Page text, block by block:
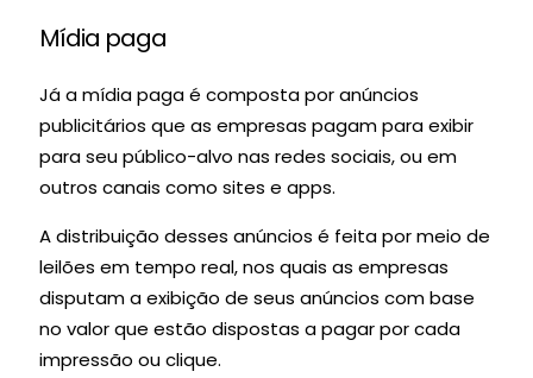
Mídia paga
Já a mídia paga é composta por anúncios
publicitários que as empresas pagam para exibir
para seu público-alvo nas redes sociais, ou em
outros canais como sites e apps.
A distribuição desses anúncios é feita por meio de
leilões em tempo real, nos quais as empresas
disputam a exibição de seus anúncios com base
no valor que estão dispostas a pagar por cada
impressão ou clique.